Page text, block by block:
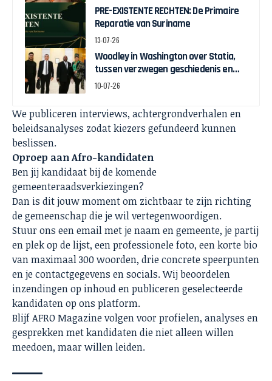
PRE-EXISTENTE RECHTEN: De Primaire
Reparatie van Suriname
13-07-26
Woodley in Washington over Statia,
tussen verzwegen geschiedenis en
zelfbeschikking
10-07-26
We publiceren interviews, achtergrondverhalen en
beleidsanalyses zodat kiezers gefundeerd kunnen
beslissen.
Oproep aan Afro-kandidaten
Ben jij kandidaat bij de komende
gemeenteraadsverkiezingen?
Dan is dit jouw moment om zichtbaar te zijn richting
de gemeenschap die je wil vertegenwoordigen.
Stuur ons een emailmet je naam en gemeente, je partij
en plek op de lijst, een professionele foto, een korte bio
van maximaal 300 woorden, drie concrete speerpunten
en je contactgegevens en socials. Wij beoordelen
inzendingen op inhoud en publiceren geselecteerde
kandidaten op ons platform.
Blijf AFRO Magazine volgen voor profielen, analyses en
gesprekken met kandidaten die niet alleen willen
meedoen, maar willen leiden.